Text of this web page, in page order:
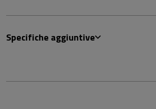
Specifiche aggiuntive